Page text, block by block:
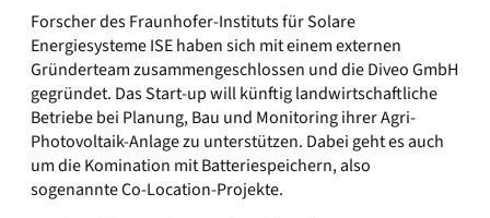
Forscher des Fraunhofer-Instituts für Solare
Energiesysteme ISE haben sich mit einem externen
Gründerteam zusammengeschlossen und die Diveo GmbH
gegründet. Das Start-up will künftig landwirtschaftliche
Betriebe bei Planung, Bau und Monitoring ihrer Agri-
Photovoltaik-Anlage zu unterstützen. Dabei geht es auch
um die Komination mit Batteriespeichern, also
sogenannte Co-Location-Projekte.